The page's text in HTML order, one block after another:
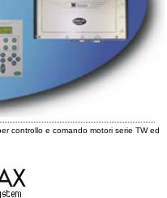
controllo e comando motori serie TW ed